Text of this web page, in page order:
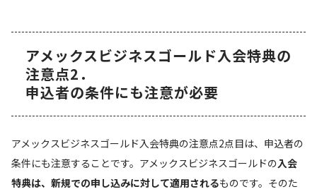
アメックスビジネスゴールド入会特典の
注意点2．
申込者の条件にも注意が必要
アメックスビジネスゴールド入会特典の注意点2点目は、申込者の
条件にも注意することです。アメックスビジネスゴールドの入会
特典は、新規での申し込みに対して適用されるものです。そのた